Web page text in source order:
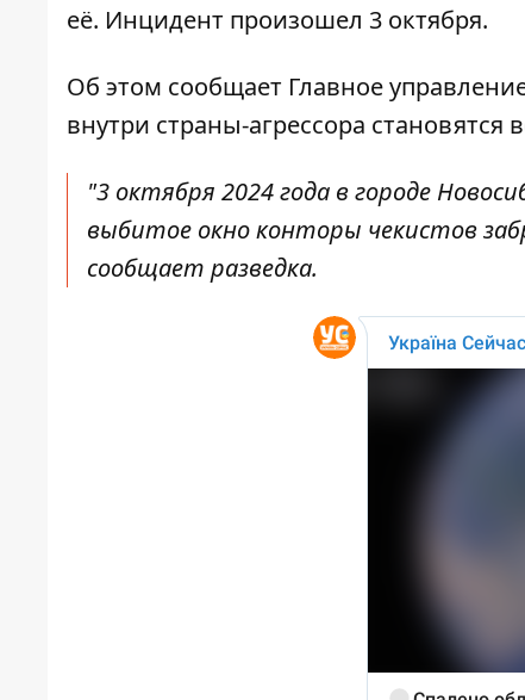
её. Инцидент произошел 3 октября.
Об этом сообщает Главное
внутри страны-агрессора становятся
"3 октября 2024 года в городе
выбитое окно конторы чекистов
сообщает разведка.